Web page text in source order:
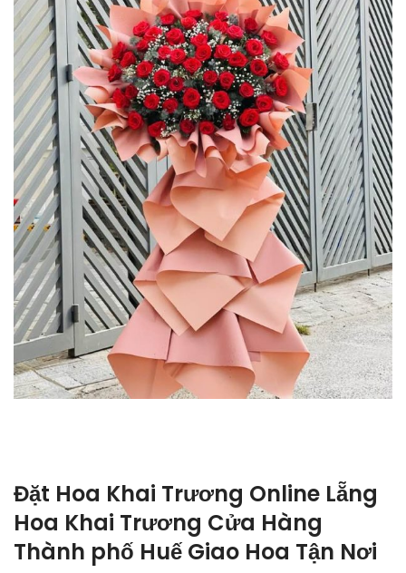
Đặt Hoa Khai Trương Online Lẵng
Hoa Khai Trương Cửa Hàng
Thành phố Huế Giao Hoa Tận Nơi